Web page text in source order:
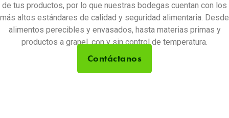
de tus productos, por lo que nuestras bodegas cuentan con los
más altos estándares de calidad y seguridad alimentaria. Desde
alimentos perecibles y envasados, hasta materias primas y
productos a granel, con y sin control de temperatura.
Contáctanos